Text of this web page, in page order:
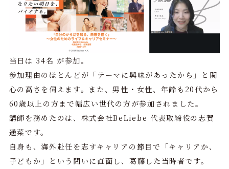
当日は 34名 が参加。
参加理由のほとんどが「テーマに興味があったから」と関
心の高さを伺えます。また、男性・女性、年齢も20代から
60歳以上の方まで幅広い世代の方が参加されました。
講師を務めたのは、株式会社BeLiebe 代表取締役の志賀
遥菜です。
自身も、海外赴任を志すキャリアの節目で「キャリアか、
子どもか」という問いに直面し、葛藤した当時者です。